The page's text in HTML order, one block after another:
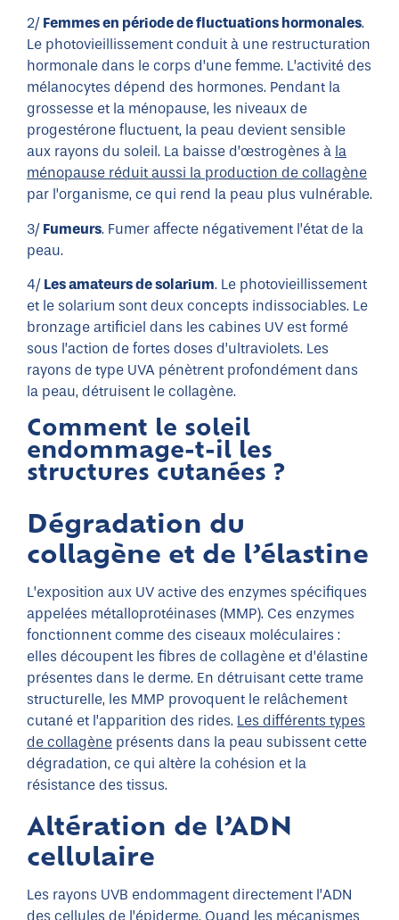
2/ Femmes en période de fluctuations hormonales.
Le photovieillissement conduit à une restructuration
hormonale dans le corps d’une femme. L’activité des
mélanocytes dépend des hormones. Pendant la
grossesse et la ménopause, les niveaux de
progestérone fluctuent, la peau devient sensible
aux rayons du soleil. La baisse d’œstrogènes à la
ménopause réduit aussi la production de collagène
par l’organisme, ce qui rend la peau plus vulnérable.
3/ Fumeurs. Fumer affecte négativement l’état de la
peau.
4/ Les amateurs de solarium. Le photovieillissement
et le solarium sont deux concepts indissociables. Le
bronzage artificiel dans les cabines UV est formé
sous l’action de fortes doses d’ultraviolets. Les
rayons de type UVA pénètrent profondément dans
la peau, détruisent le collagène.
Comment le soleil
endommage-t-il les
structures cutanées ?
Dégradation du
collagène et de l’élastine
L’exposition aux UV active des enzymes spécifiques
appelées métalloprotéinases (MMP). Ces enzymes
fonctionnent comme des ciseaux moléculaires :
elles découpent les fibres de collagène et d’élastine
présentes dans le derme. En détruisant cette trame
structurelle, les MMP provoquent le relâchement
cutané et l’apparition des rides. Les différents types
de collagène présents dans la peau subissent cette
dégradation, ce qui altère la cohésion et la
résistance des tissus.
Altération de l’ADN
cellulaire
Les rayons UVB endommagent directement l’ADN
des cellules de l’épiderme. Quand les mécanismes